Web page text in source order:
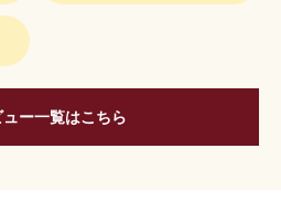
ー一覧はこちら